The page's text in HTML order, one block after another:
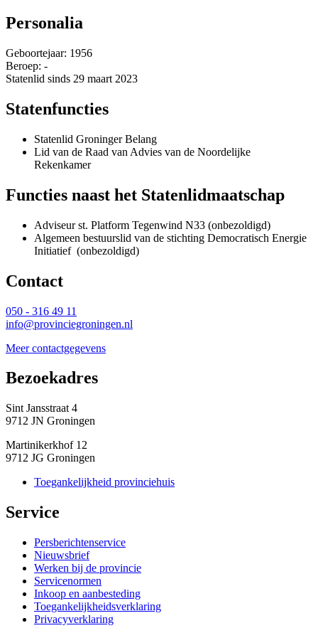
Personalia
Geboortejaar: 1956
Beroep: -
Statenlid sinds 29 maart 2023
Statenfuncties
Statenlid Groninger Belang
Lid van de Raad van Advies van de Noordelijke
Rekenkamer
Functies naast het Statenlidmaatschap
Adviseur st. Platform Tegenwind N33 (onbezoldigd)
Algemeen bestuurslid van de stichting Democratisch Energie
Initiatief (onbezoldigd)
Contact
050 - 316 49 11
info@provinciegroningen.nl
Meer contactgegevens
Bezoekadres
Sint Jansstraat 4
9712 JN Groningen
Martinikerkhof 12
9712 JG Groningen
Toegankelijkheid provinciehuis
Service
Persberichtenservice
Nieuwsbrief
Werken bij de provincie
Servicenormen
Inkoop en aanbesteding
Toegankelijkheidsverklaring
Privacyverklaring